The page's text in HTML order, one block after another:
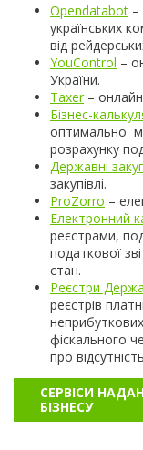
Opendatabot –
українських
від
YouControl –
України.
Taxer–
Бізнес-
оптимальної
розрахунку
Державні
закупівлі.
ProZorro –
Електронний
реєстрами,
податкової
стан.
Реєстри
реєстрів
фіскального
про
СЕРВІСИ
БІЗНЕСУ